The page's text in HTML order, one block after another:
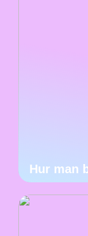
Hur man